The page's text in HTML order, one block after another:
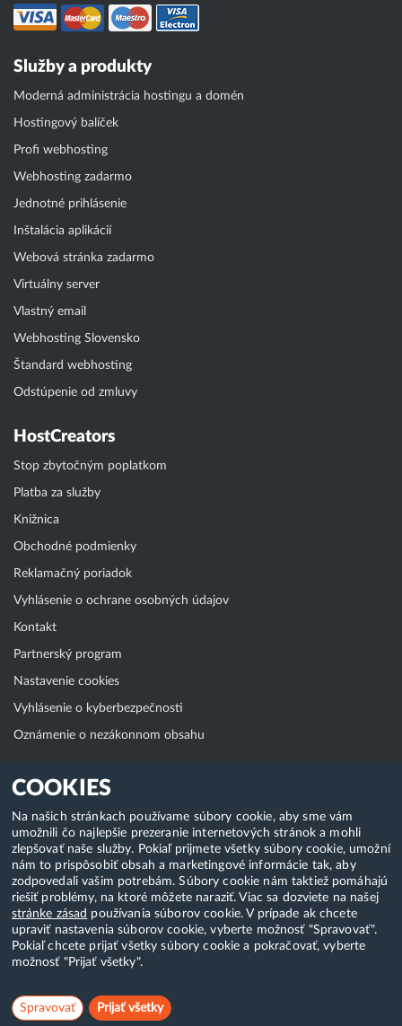
COOKIES
Na našich stránkach používame súbory cookie, aby sme vám
umožnili čo najlepšie prezeranie internetových stránok a mohli
zlepšovať naše služby. Pokiaľ prijmete všetky súbory cookie, umožní
nám to prispôsobiť obsah a marketingové informácie tak, aby
zodpovedali vašim potrebám. Súbory cookie nám taktiež pomáhajú
riešiť problémy, na ktoré môžete naraziť. Viac sa dozviete na našej
stránke zásad používania súborov cookie. V prípade ak chcete
upraviť nastavenia súborov cookie, vyberte možnosť "Spravovať".
Pokiaľ chcete prijať všetky súbory cookie a pokračovať, vyberte
možnosť "Prijať všetky".
Spravovať Prijať všetky
Služby a produkty
Moderná administrácia hostingu a domén
Hostingový balíček
Profi webhosting
Webhosting zadarmo
Jednotné prihlásenie
Inštalácia aplikácií
Webová stránka zadarmo
Virtuálny server
Vlastný email
Webhosting Slovensko
Štandard webhosting
Odstúpenie od zmluvy
HostCreators
Stop zbytočným poplatkom
Platba za služby
Knižnica
Obchodné podmienky
Reklamačný poriadok
Vyhlásenie o ochrane osobných údajov
Kontakt
Partnerský program
Nastavenie cookies
Vyhlásenie o kyberbezpečnosti
Oznámenie o nezákonnom obsahu
Klientská zóna
WebAdmin
WebMail
Zmena hesla (E-mail, FTP, SSH)
Webhosting
Domény
Copyright & 2018-2026 HostCreators. Všetky práva vyhradené